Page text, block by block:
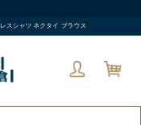
スシャツ ネクタイ ブラウス